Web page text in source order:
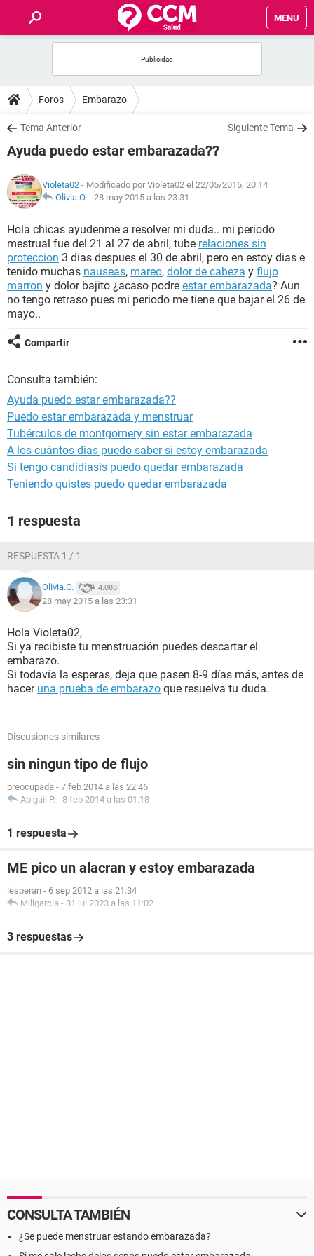
MENU
FOROS
SALUD
FAMILIA
NUTRICIÓN
BIENESTAR
SEXUALIDAD
GLOSARIO
Foros Embarazo
Tema Anterior Siguiente Tema
Ayuda puedo estar embarazada??
Violeta02 - Modificado por Violeta02 el 22/05/2015, 20:14
Olivia.O. - 28 may 2015 a las 23:31
Hola chicas ayudenme a resolver mi duda.. mi periodo
mestrual fue del 21 al 27 de abril, tube relaciones sin
proteccion 3 dias despues el 30 de abril, pero en estoy dias e
tenido muchas nauseas, mareo, dolor de cabeza y flujo
marron y dolor bajito ¿acaso podre estar embarazada? Aun
no tengo retraso pues mi periodo me tiene que bajar el 26 de
mayo..
Compartir
Consulta también:
Ayuda puedo estar embarazada??
Puedo estar embarazada y menstruar
Tubérculos de montgomery sin estar embarazada
A los cuántos dias puedo saber si estoy embarazada
Si tengo candidiasis puedo quedar embarazada
Teniendo quistes puedo quedar embarazada
1 respuesta
RESPUESTA 1 / 1
Olivia.O. 4.080
28 may 2015 a las 23:31
Hola Violeta02,
Si ya recibiste tu menstruación puedes descartar el
embarazo.
Si todavía la esperas, deja que pasen 8-9 días más, antes de
hacer una prueba de embarazo que resuelva tu duda.
Discusiones similares
sin ningun tipo de flujo
preocupada - 7 feb 2014 a las 22:46
Abigail P. - 8 feb 2014 a las 01:18
1 respuesta
ME pico un alacran y estoy embarazada
lesperan - 6 sep 2012 a las 21:34
Miligarcia - 31 jul 2023 a las 11:02
3 respuestas
CONSULTA TAMBIÉN
¿Se puede menstruar estando embarazada?